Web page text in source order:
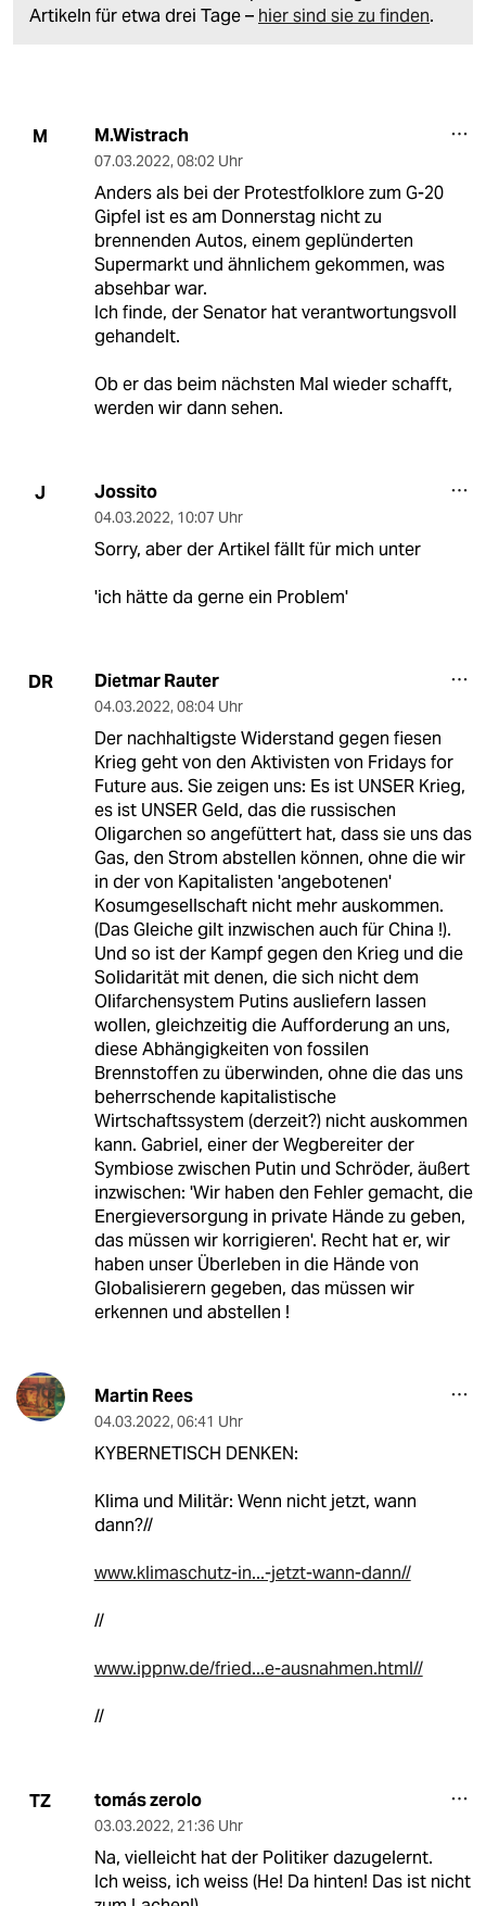
Artikeln für etwa drei Tage – hier sind sie zu finden.
M M.Wistrach
07.03.2022, 08:02 Uhr
Anders als bei der Protestfolklore zum G-20
Gipfel ist es am Donnerstag nicht zu
brennenden Autos, einem geplünderten
Supermarkt und ähnlichem gekommen, was
absehbar war.
Ich finde, der Senator hat verantwortungsvoll
gehandelt.
Ob er das beim nächsten Mal wieder schafft,
werden wir dann sehen.
J Jossito
04.03.2022, 10:07 Uhr
Sorry, aber der Artikel fällt für mich unter
'ich hätte da gerne ein Problem'
DR Dietmar Rauter
04.03.2022, 08:04 Uhr
Der nachhaltigste Widerstand gegen fiesen
Krieg geht von den Aktivisten von Fridays for
Future aus. Sie zeigen uns: Es ist UNSER Krieg,
es ist UNSER Geld, das die russischen
Oligarchen so angefüttert hat, dass sie uns das
Gas, den Strom abstellen können, ohne die wir
in der von Kapitalisten 'angebotenen'
Kosumgesellschaft nicht mehr auskommen.
(Das Gleiche gilt inzwischen auch für China !).
Und so ist der Kampf gegen den Krieg und die
Solidarität mit denen, die sich nicht dem
Olifarchensystem Putins ausliefern lassen
wollen, gleichzeitig die Aufforderung an uns,
diese Abhängigkeiten von fossilen
Brennstoffen zu überwinden, ohne die das uns
beherrschende kapitalistische
Wirtschaftssystem (derzeit?) nicht auskommen
kann. Gabriel, einer der Wegbereiter der
Symbiose zwischen Putin und Schröder, äußert
inzwischen: 'Wir haben den Fehler gemacht, die
Energieversorgung in private Hände zu geben,
das müssen wir korrigieren'. Recht hat er, wir
haben unser Überleben in die Hände von
Globalisierern gegeben, das müssen wir
erkennen und abstellen !
Martin Rees
04.03.2022, 06:41 Uhr
KYBERNETISCH DENKEN:
Klima und Militär: Wenn nicht jetzt, wann
dann?//
www.klimaschutz-in...-jetzt-wann-dann//
//
www.ippnw.de/fried...e-ausnahmen.html//
//
TZ tomás zerolo
03.03.2022, 21:36 Uhr
Na, vielleicht hat der Politiker dazugelernt.
Ich weiss, ich weiss (He! Da hinten! Das ist nicht